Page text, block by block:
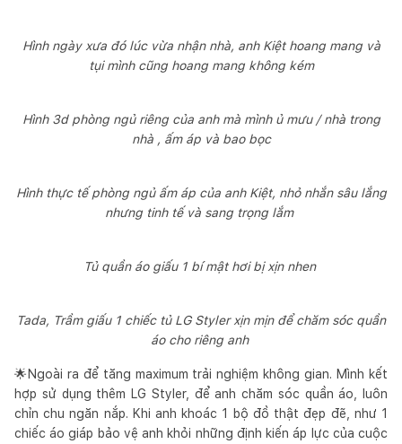
Hình ngày xưa đó lúc vừa nhận nhà, anh Kiệt hoang mang và
tụi mình cũng hoang mang không kém
Hình 3d phòng ngủ riêng của anh mà mình ủ mưu / nhà trong
nhà , ấm áp và bao bọc
Hình thực tế phòng ngủ ấm áp của anh Kiệt, nhỏ nhắn sâu lắng
nhưng tinh tế và sang trọng lắm
Tủ quần áo giấu 1 bí mật hơi bị xịn nhen
Tada, Trầm giấu 1 chiếc tủ LG Styler xịn mịn để chăm sóc quần
áo cho riêng anh
🌟Ngoài ra để tăng maximum trải nghiệm không gian. Mình kết
hợp sử dụng thêm LG Styler, để anh chăm sóc quần áo, luôn
chỉn chu ngăn nắp. Khi anh khoác 1 bộ đồ thật đẹp đẽ, như 1
chiếc áo giáp bảo vệ anh khỏi những định kiến áp lực của cuộc